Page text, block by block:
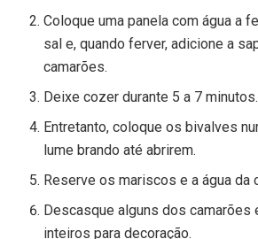
Coloque uma panela com água a
sal e, quando ferver, adicione a
camarões.
Deixe cozer durante 5 a 7 minutos.
Entretanto, coloque os bivalves
lume brando até abrirem.
Reserve os mariscos e a água da
Descasque alguns dos camarões
inteiros para decoração.